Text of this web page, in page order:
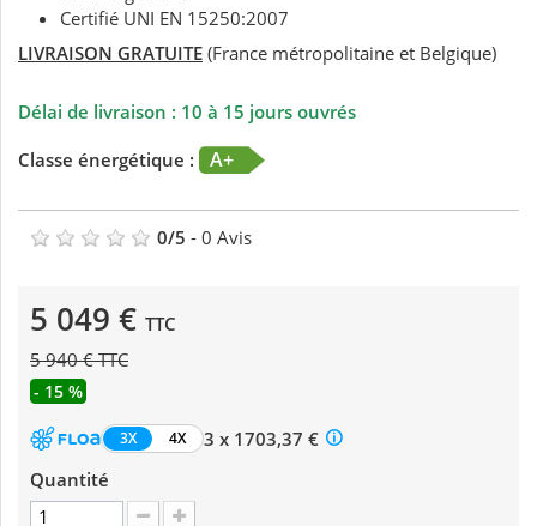
Certifié UNI EN 15250:2007
LIVRAISON GRATUITE (France métropolitaine et Belgique)
Délai de livraison : 10 à 15 jours ouvrés
Classe énergétique :
A+
0/5 - 0 Avis
5 049 € TTC
5 940 € TTC
- 15 %
3X 4X
3 x 1703,37 €
Quantité